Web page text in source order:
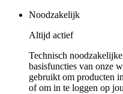
Noodzakelijk
Altijd actief
Technisch
basisfuncties van onze
gebruikt om producten
of om in te loggen op